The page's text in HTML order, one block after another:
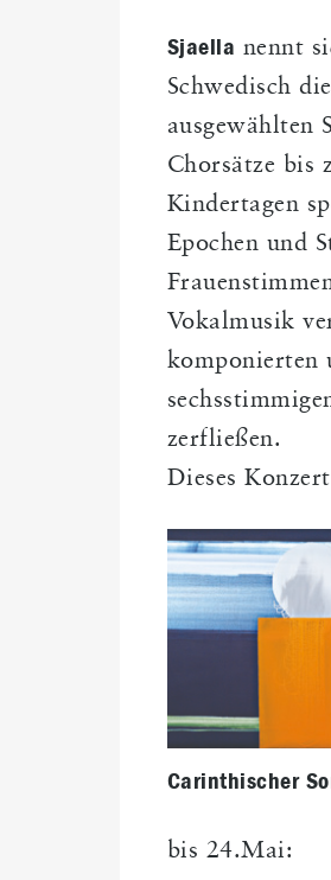
Sjaella nennt
Schwedisch
ausgewählten
Chorsätze bis
Kindertagen
Epochen und
Vokalmusik
komponierten
zerfließen.
Dieses
Carinthischer
bis 24.Mai: